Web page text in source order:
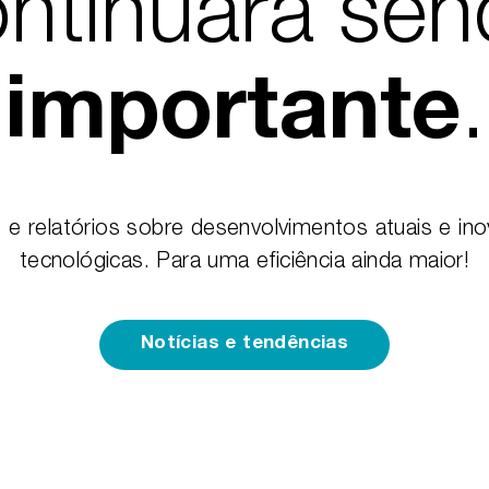
importante.
e relatórios sobre desenvolvimentos atuais e
tecnológicas. Para uma eficiência ainda maior!
Notícias e tendências